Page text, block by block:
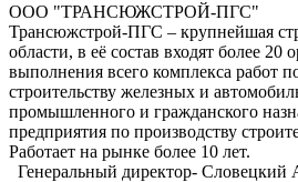
ООО "ТРАНСЮЖСТРОЙ-ПГС"
Трансюжстрой-ПГС – крупнейшая
области, в её состав входят более 20
выполнения всего комплекса работ
строительству железных и
промышленного и гражданского
предприятия по производству
Работает на рынке более 10 лет.
Генеральный директор-